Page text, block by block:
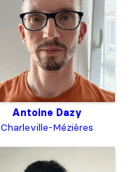
Antoine Dazy
Charleville-Mézières